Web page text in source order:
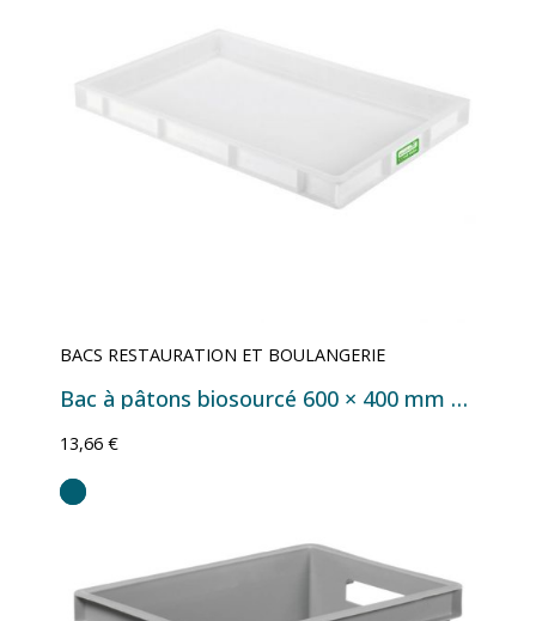
BACS RESTAURATION ET BOULANGERIE
Bac à pâtons biosourcé 600 × 400 mm – 9 ou 15 litres
13,66 €